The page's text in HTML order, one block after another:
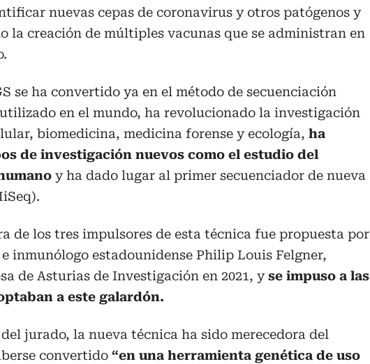
nuevas cepas de coronavirus y otros patógenos y
la creación de múltiples vacunas que se administran en
se ha convertido ya en el método de secuenciación
en el mundo, ha revolucionado la investigación
biomedicina, medicina forense y ecología, ha
de investigación nuevos como el estudio del
y ha dado lugar al primer secuenciador de nueva
de los tres impulsores de esta técnica fue propuesta por
inmunólogo estadounidense Philip Louis Felgner,
de Asturias de Investigación en 2021, yse impuso a las
a este galardón.
jurado, la nueva técnica ha sido merecedora del
convertido “en una herramienta genética de uso